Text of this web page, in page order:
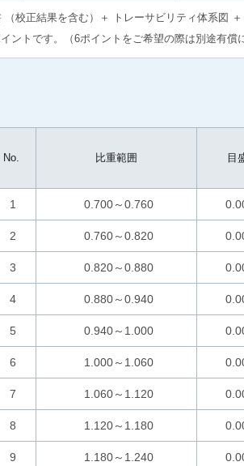
校正結果を含む）＋ トレーサビリティ体系図
ントです。（6ポイントをご希望の際は別途有償
No. 比重範囲 目
1 0.700～0.760
2 0.760～0.820
3 0.820～0.880
4 0.880～0.940
5 0.940～1.000
6 1.000～1.060
7 1.060～1.120
8 1.120～1.180
9 1.180～1.240